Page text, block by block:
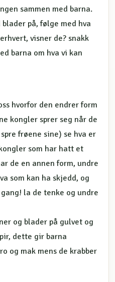
sammen med barna.
på, følge med hva
visner de? snakk
barna om hva vi kan
hvorfor den endrer form
kongler sprer seg når de
frøene sine) se hva er
som har hatt et
de en annen form, undre
som kan ha skjedd, og
la de tenke og undre
og blader på gulvet og
dette gir barna
og mak mens de krabber